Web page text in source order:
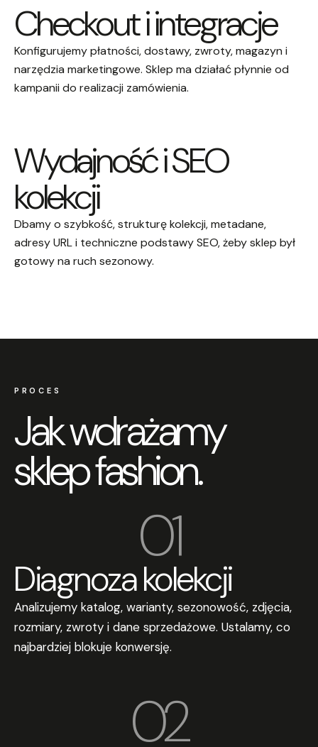
Checkout i integracje
Konfigurujemy płatności, dostawy, zwroty, magazyn i
narzędzia marketingowe. Sklep ma działać płynnie od
kampanii do realizacji zamówienia.
Wydajność i SEO
kolekcji
Dbamy o szybkość, strukturę kolekcji, metadane,
adresy URL i techniczne podstawy SEO, żeby sklep był
gotowy na ruch sezonowy.
PROCES
Jak wdrażamy
sklep fashion.
01
Diagnoza kolekcji
Analizujemy katalog, warianty, sezonowość, zdjęcia,
rozmiary, zwroty i dane sprzedażowe. Ustalamy, co
najbardziej blokuje konwersję.
02